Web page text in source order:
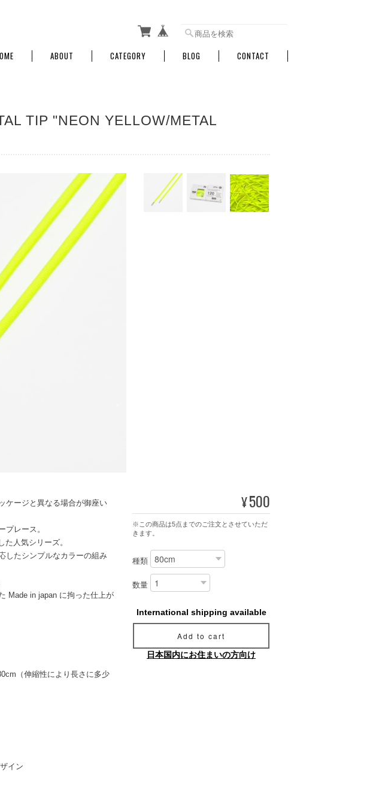
ABOUT CATEGORY BLOG CONTACT
TIP "NEON YELLOW/METAL
ケージと異なる場合が御座い
プレース。
人気シリーズ。
したシンプルなカラーの組み
Made in japan に拘った仕上が
（伸縮性により長さに多少
イン
¥500
※この商品は5点までのご注文とさせていただ
きます。
種類
数量
International shipping available
Add to cart
日本国内にお住まいの方向け